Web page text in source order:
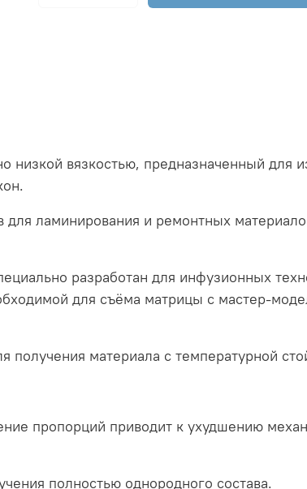
низкой вязкостью, предназначенный для
ламинирования и ремонтных
разработан для инфузионных
для съёма матрицы с мастер-
материала с температурной
пропорций приводит к ухудшению
полностью однородного состава.